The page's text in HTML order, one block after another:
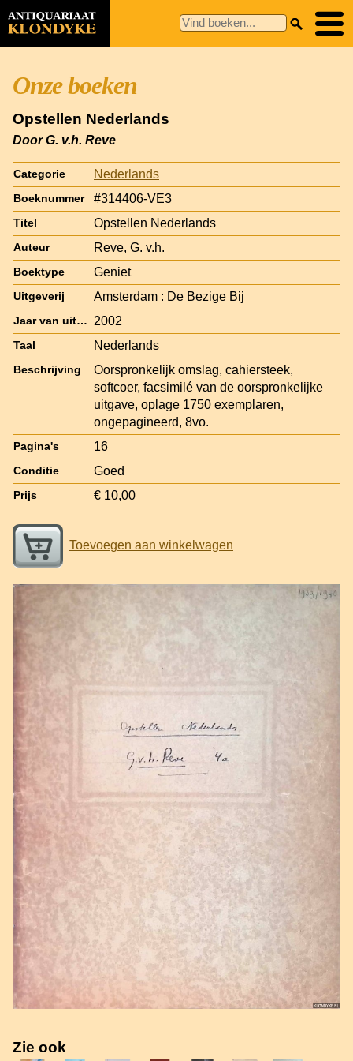
Onze boeken
Opstellen Nederlands
Door G. v.h. Reve
Categorie Nederlands
Boeknummer #314406-VE3
Titel Opstellen Nederlands
Auteur Reve, G. v.h.
Boektype Geniet
Uitgeverij Amsterdam : De Bezige Bij
Jaar van uitgave 2002
Taal Nederlands
Beschrijving
Oorspronkelijk omslag, cahiersteek,
softcoer, facsimilé van de oorspronkelijke
uitgave, oplage 1750 exemplaren,
ongepagineerd, 8vo.
Pagina's 16
Conditie Goed
Prijs € 10,00
Toevoegen aan winkelwagen
Zie ook